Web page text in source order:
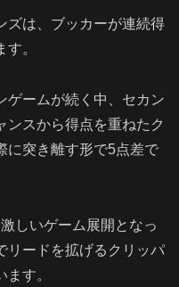
ズは、ブッカーが連続得
。
ゲームが続く中、セカン
ンスから得点を重ねたク
に突き離す形で5点差で
しいゲーム展開となっ
ードを拡げるクリッパ
す。